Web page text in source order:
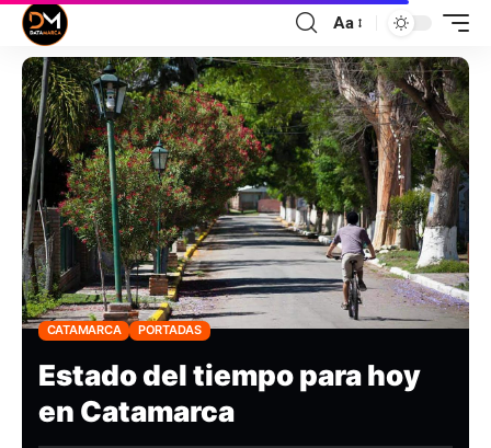
Aa
CATAMARCA PORTADAS
Estado del tiempo para hoy
en Catamarca